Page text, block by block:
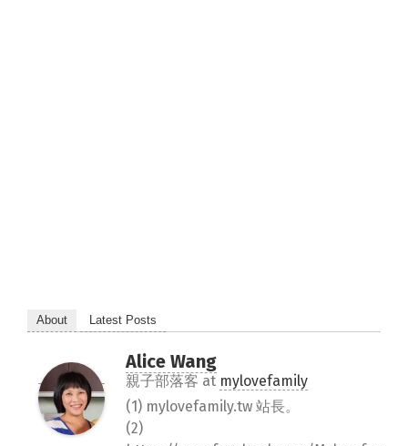
About Latest Posts
Alice Wang
親子部落客 at mylovefamily
(1) mylovefamily.tw 站長。
(2)